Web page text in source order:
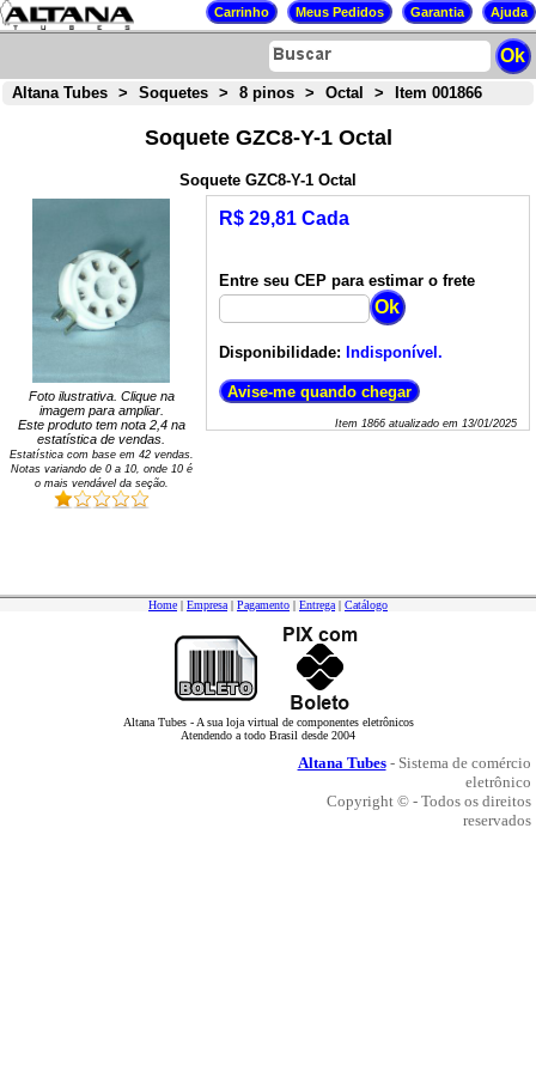
Altana Tubes > Soquetes > 8 pinos > Octal > Item 001866
Soquete GZC8-Y-1 Octal
Soquete GZC8-Y-1 Octal
Foto ilustrativa. Clique na
imagem para ampliar.
Este produto tem nota 2,4na
estatística de vendas.
Estatística com base em 42vendas.
Notas variando de 0a 10, onde 10 é
o mais vendável da seção.
R$ 29,81 Cada
Entre seu CEP para estimar o frete
Disponibilidade: Indisponível.
Item 1866atualizado em 13/01/2025
Home | Empresa | Pagamento | Entrega | Catálogo
Altana Tubes - A sua loja virtual de componentes eletrônicos
Atendendo a todo Brasil desde 2004
Altana Tubes- Sistema de comércio
eletrônico
Copyright © - Todos os direitos
reservados